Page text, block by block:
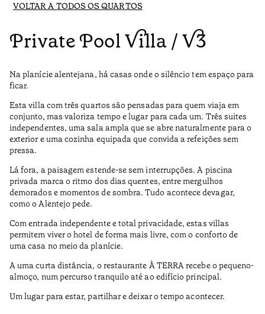
VOLTAR A TODOS OS QUARTOS
Private Pool Villa / V3
Na planície alentejana, há casas onde o silêncio tem espaço para
ficar.
Esta villa com três quartos são pensadas para quem viaja em
conjunto, mas valoriza tempo e lugar para cada um. Três suites
independentes, uma sala ampla que se abre naturalmente para o
exterior e uma cozinha equipada que convida a refeições sem
pressa.
Lá fora, a paisagem estende-se sem interrupções. A piscina
privada marca o ritmo dos dias quentes, entre mergulhos
demorados e momentos de sombra. Tudo acontece devagar,
como o Alentejo pede.
Com entrada independente e total privacidade, estas villas
permitem viver o hotel de forma mais livre, com o conforto de
uma casa no meio da planície.
A uma curta distância, o restaurante À TERRA recebe o pequeno-
almoço, num percurso tranquilo até ao edifício principal.
Um lugar para estar, partilhar e deixar o tempo acontecer.